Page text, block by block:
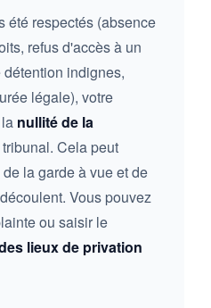
été respectés (absence
refus d'accès à un
indignes,
légale), votre
nullité de la
Cela peut
la garde à vue et de
Vous pouvez
ou saisir le
lieux de privation